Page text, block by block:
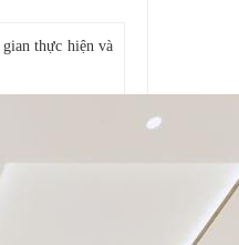
thực hiện và